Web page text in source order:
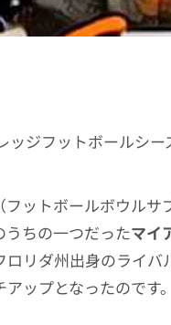
ッジフットボールシー
（フットボールボウル
うちの一つだったマイ
ロリダ州出身のライ
ップとなったのです。